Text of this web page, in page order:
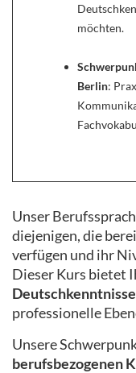
möchten.
Berlin:
Unser
diejenigen, die
verfügen und ihr
Dieser Kurs bietet
professionelle
Unsere
berufsbezogenen